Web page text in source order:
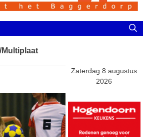
Multiplaat
Zaterdag 8 augustus
2026